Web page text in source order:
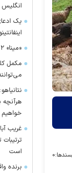
۰
انگلیس
یک
«مینا» ۲ جایزه از راه ابریشم گرفت
هرآنچه
خواهیم
غریب
است
برنده